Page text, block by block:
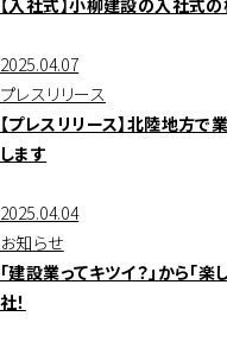
【入社式】小柳建設の入社式
2025.04.07
プレスリリース
【プレスリリース】北陸地方
します
2025.04.04
お知らせ
「建設業ってキツイ？」から「楽
社！